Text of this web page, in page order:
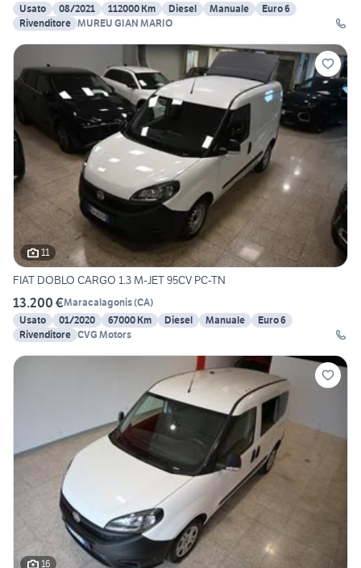
Usato
08/2021 112000 Km Diesel Manuale
Euro 6
Rivenditore MUREU GIAN MARIO
11
FIAT DOBLO CARGO 1.3 M-JET 95CV PC-TN
13.200 €Maracalagonis(CA)
Usato
01/2020 67000 Km Diesel Manuale
Euro 6
Rivenditore CVG Motors
16